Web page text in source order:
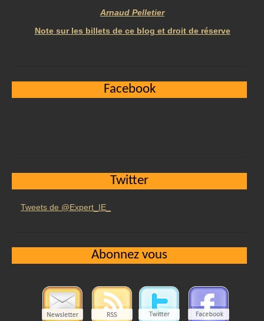
Arnaud Pelletier
Note sur les billets de ce blog et droit de réserve
Facebook
Twitter
Tweets de @Expert_IE_
Abonnez vous